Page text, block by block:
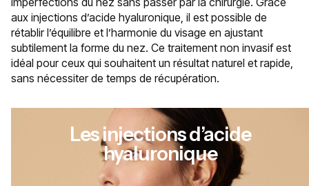
aux injections d’acide hyaluronique, il est possible de
rétablir l’équilibre et l’harmonie du visage en ajustant
subtilement la forme du nez. Ce traitement non invasif est
idéal pour ceux qui souhaitent un résultat naturel et rapide,
sans nécessiter de temps de récupération.
Les injections d’acide
hyaluronique